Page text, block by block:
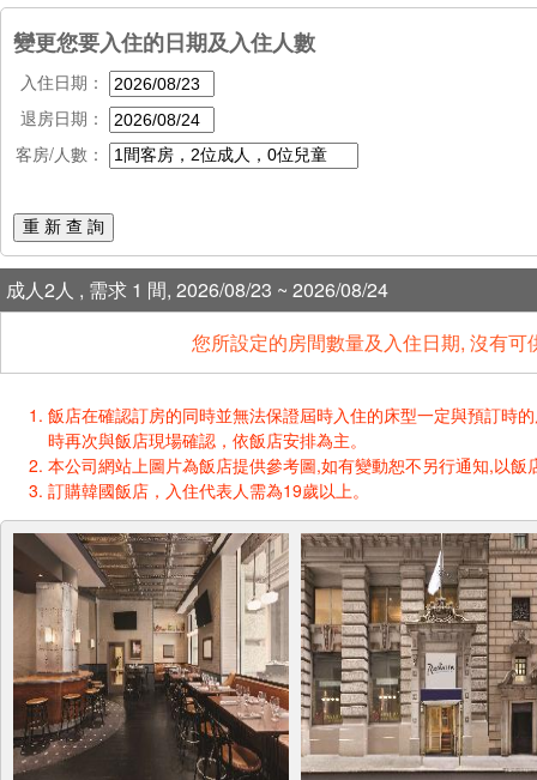
變更您要入住的日期及入住人數
入住日期：
退房日期：
客房/人數：
重 新 查 詢
成人2人 , 需求 1 間, 2026/08/23 ~ 2026/08/24
您所設定的房間數量及入住日期, 沒有
飯店在確認訂房的同時並無法保證屆時入住的床型一定與預訂時
時再次與飯店現場確認，依飯店安排為主。
本公司網站上圖片為飯店提供參考圖,如有變動恕不另行通知,以飯
訂購韓國飯店，入住代表人需為19歲以上。